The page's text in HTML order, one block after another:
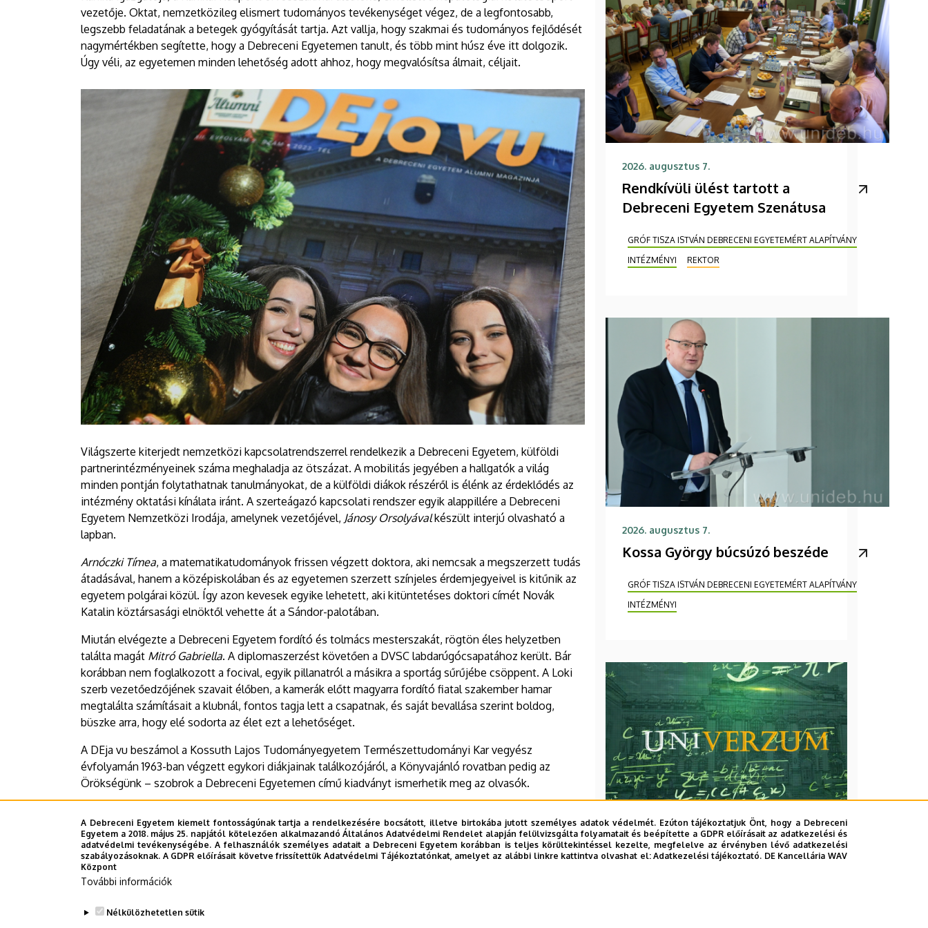
vezetője. Oktat, nemzetközileg elismert tudományos tevékenységet végez, de a legfontosabb,
legszebb feladatának a betegek gyógyítását tartja. Azt vallja, hogy szakmai és tudományos fejlődését
nagymértékben segítette, hogy a Debreceni Egyetemen tanult, és több mint húsz éve itt dolgozik.
Úgy véli, az egyetemen minden lehetőség adott ahhoz, hogy megvalósítsa álmait, céljait.
Világszerte kiterjedt nemzetközi kapcsolatrendszerrel rendelkezik a Debreceni Egyetem, külföldi
partnerintézményeinek száma meghaladja az ötszázat. A mobilitás jegyében a hallgatók a világ
minden pontján folytathatnak tanulmányokat, de a külföldi diákok részéről is élénk az érdeklődés az
intézmény oktatási kínálata iránt. A szerteágazó kapcsolati rendszer egyik alappillére a Debreceni
Egyetem Nemzetközi Irodája, amelynek vezetőjével, Jánosy Orsolyávalkészült interjú olvasható a
lapban.
Arnóczki Tímea, a matematikatudományok frissen végzett doktora, aki nemcsak a megszerzett tudás
átadásával, hanem a középiskolában és az egyetemen szerzett színjeles érdemjegyeivel is kitűnik az
egyetem polgárai közül. Így azon kevesek egyike lehetett, aki kitüntetéses doktori címét Novák
Katalin köztársasági elnöktől vehette át a Sándor-palotában.
Miután elvégezte a Debreceni Egyetem fordító és tolmács mesterszakát, rögtön éles helyzetben
találta magát Mitró Gabriella. A diplomaszerzést követően a DVSC labdarúgócsapatához került. Bár
korábban nem foglalkozott a focival, egyik pillanatról a másikra a sportág sűrűjébe csöppent. A Loki
szerb vezetőedzőjének szavait élőben, a kamerák előtt magyarra fordító fiatal szakember hamar
megtalálta számításait a klubnál, fontos tagja lett a csapatnak, és saját bevallása szerint boldog,
büszke arra, hogy elé sodorta az élet ezt a lehetőséget.
A DEja vu beszámol a Kossuth Lajos Tudományegyetem Természettudományi Kar vegyész
évfolyamán 1963-ban végzett egykori diákjainak találkozójáról, a Könyvajánló rovatban pedig az
Örökségünk – szobrok a Debreceni Egyetemen című kiadványt ismerhetik meg az olvasók.
Sajtóközpont – BZs
2026. augusztus 7.
Rendkívüli ülést tartott a
Debreceni Egyetem Szenátusa
GRÓF TISZA ISTVÁN DEBRECENI EGYETEMÉRT ALAPÍTVÁNY
INTÉZMÉNYI
REKTOR
2026. augusztus 7.
Kossa György búcsúzó beszéde
GRÓF TISZA ISTVÁN DEBRECENI EGYETEMÉRT ALAPÍTVÁNY
INTÉZMÉNYI
2026. augusztus 7.
A Debreceni Egyetem kiemelt fontosságúnak tartja a rendelkezésére bocsátott, illetve birtokába jutott személyes adatok védelmét. Ezúton tájékoztatjuk Önt, hogy a Debreceni
Egyetem a 2018. május 25. napjától kötelezően alkalmazandó Általános Adatvédelmi Rendelet alapján felülvizsgálta folyamatait és beépítette a GDPR előírásait az adatkezelési és
adatvédelmi tevékenységébe. A felhasználók személyes adatait a Debreceni Egyetem korábban is teljes körültekintéssel kezelte, megfelelve az érvényben lévő adatkezelési
szabályozásoknak. A GDPR előírásait követve frissítettük Adatvédelmi Tájékoztatónkat, amelyet az alábbi linkre kattintva olvashat el:Adatkezelési tájékoztató. DE Kancellária WAV
Központ
További információk
Nélkülözhetetlen sütik